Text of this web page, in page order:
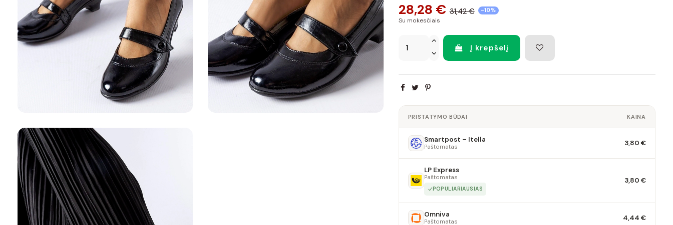
28,28 € 31,42 € -10%
Su mokesčiais
Į krepšelį
PRISTATYMO BŪDAI KAINA
Smartpost – Itella
Paštomatas 3,80 €
LP Express
Paštomatas
POPULIARIAUSIAS
3,80 €
Omniva
Paštomatas 4,44 €